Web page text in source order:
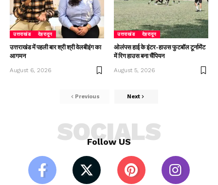
उत्तराखंड देहरादून
उत्तराखंड में पहली बार श्री श्री वेलबीइंग का
आगमन
August 6, 2026
उत्तराखंड देहरादून
ओलंपस हाई के इंटर-हाउस फुटबॉल टूर्नामेंट
में रिग हाउस बना चैंपियन
August 5, 2026
Previous Next
Follow US
SOCIALS